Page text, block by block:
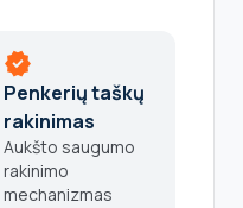
verified
Penkerių taškų
rakinimas
Aukšto saugumo
rakinimo
mechanizmas